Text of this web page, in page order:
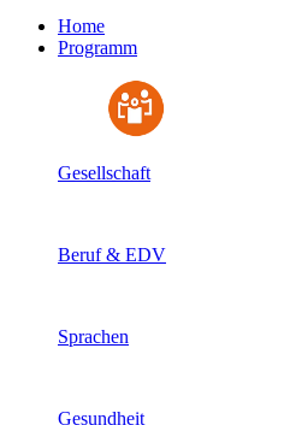
Home
Programm
Gesellschaft
Beruf & EDV
Sprachen
Gesundheit